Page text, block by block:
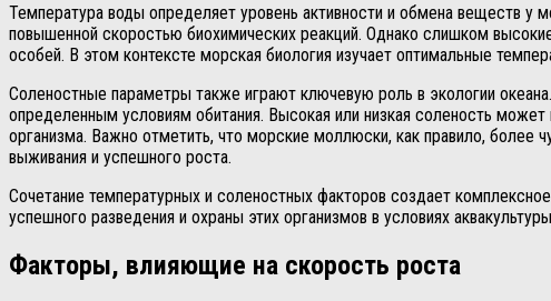
Температура воды определяет уровень активности и обмена веществ у
повышенной скоростью биохимических реакций. Однако слишком
особей. В этом контексте морская биология изучает оптимальные
Соленостные параметры также играют ключевую роль в экологии
определенным условиям обитания. Высокая или низкая соленость
организма. Важно отметить, что морские моллюски, как правило, более
выживания и успешного роста.
Сочетание температурных и соленостных факторов создает
успешного разведения и охраны этих организмов в условиях
Факторы, влияющие на скорость роста